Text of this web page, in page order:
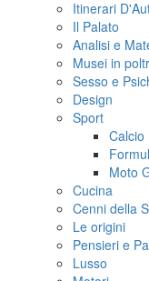
Itinerari
Il Palato
Analisi e
Musei in
Sesso e
Design
Sport
Calcio
Moto
Cucina
Cenni della
Le origini
Pensieri e
Lusso